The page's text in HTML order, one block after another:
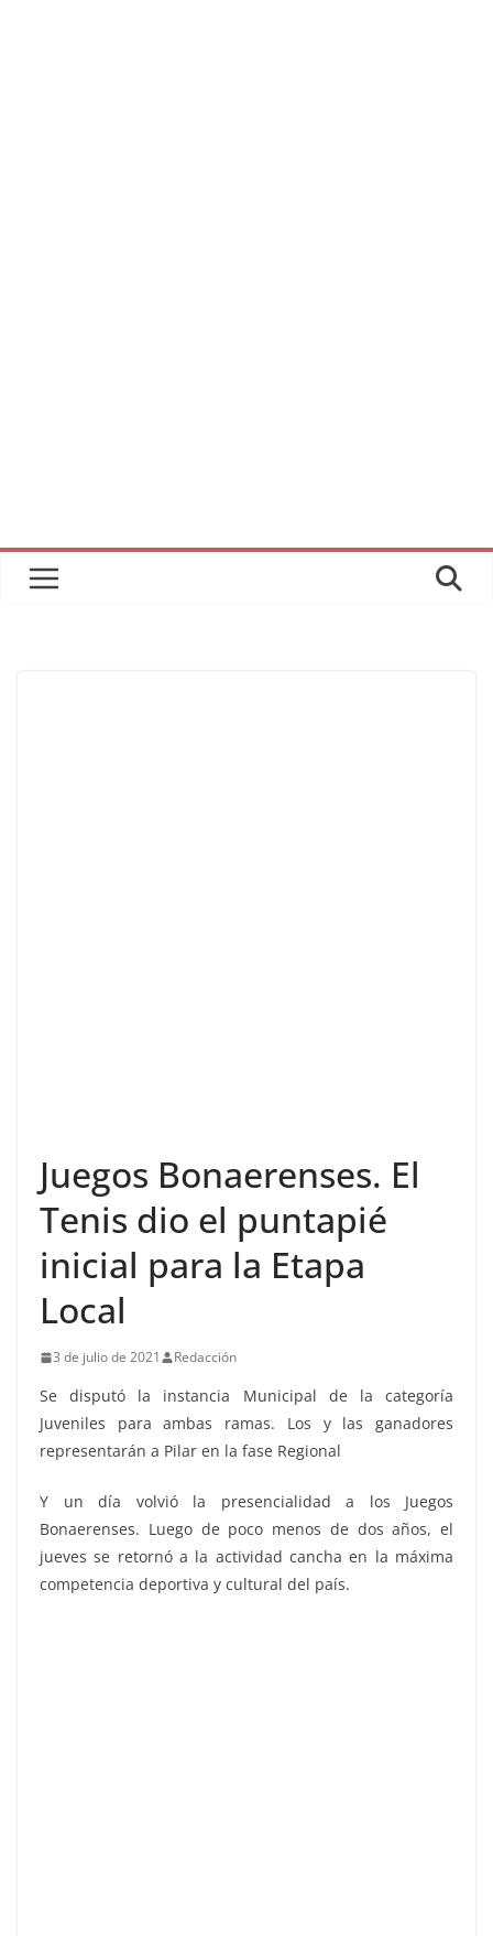
Juegos Bonaerenses. El
Tenis dio el puntapié
inicial para la Etapa
Local
3 de julio de 2021 Redacción
Se disputó la instancia Municipal de la categoría
Juveniles para ambas ramas. Los y las ganadores
representarán a Pilar en la fase Regional
Y un día volvió la presencialidad a los Juegos
Bonaerenses. Luego de poco menos de dos años, el
jueves se retornó a la actividad cancha en la máxima
competencia deportiva y cultural del país.